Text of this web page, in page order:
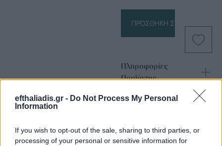
efthaliadis.gr - Do Not Process My Personal
Information
If you wish to opt-out of the sale, sharing to third parties, or
processing of your personal or sensitive information for
ΠΡΟΣΘΉΚΗ ΣΤΟ ΚΑΛΆΘΙ
Πληροφορίες
Προϊόντος